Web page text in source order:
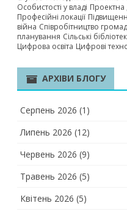
Особистості у владі Проектна
Професійні локації
війна Співробітництво громад
планування Сільські
Цифрова освіта Цифрові
АРХІВИ БЛОГУ
Серпень 2026 (1)
Липень 2026 (12)
Червень 2026 (9)
Травень 2026 (5)
Квітень 2026 (5)